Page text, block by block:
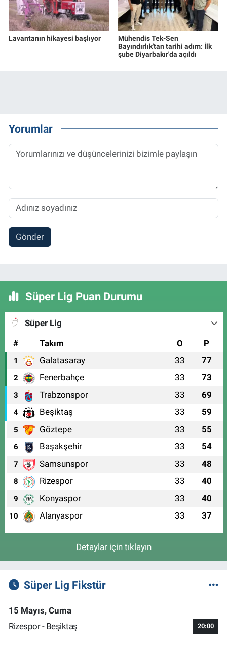
Lavantanın hikayesi başlıyor
Mühendis Tek-Sen
Bayındırlık'tan tarihi adım: İlk
şube Diyarbakır'da açıldı
Yorumlar
Gönder
Süper Lig Puan Durumu
Süper Lig
#
Takım O P
1 Galatasaray 33 77
2 Fenerbahçe 33 73
3 Trabzonspor 33 69
4 Beşiktaş 33 59
5 Göztepe 33 55
6 Başakşehir 33 54
7 Samsunspor 33 48
8 Rizespor 33 40
9 Konyaspor 33 40
10 Alanyaspor 33 37
Detaylar için tıklayın
Süper Lig Fikstür
15 Mayıs, Cuma
Rizespor - Beşiktaş
20:00